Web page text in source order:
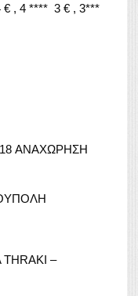
, 4 **** 3 € , 3***
ΑΝΑΧΩΡΗΣΗ
THRAKI –